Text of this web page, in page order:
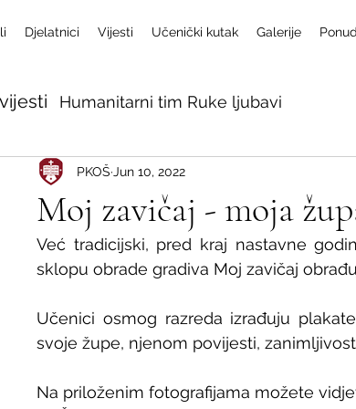
Djelatnici Vijesti Učenički kutak Galerije
Humanitarni tim Ruke ljubavi
Moj zavičaj - moja
PKOŠ Jun 10, 2022
Već tradicijski, pred kraj nastavne
sklopu obrade gradiva Moj zavičaj
Učenici osmog razreda izrađuju
svoje župe, njenom povijesti,
Na priloženim fotografijama možete